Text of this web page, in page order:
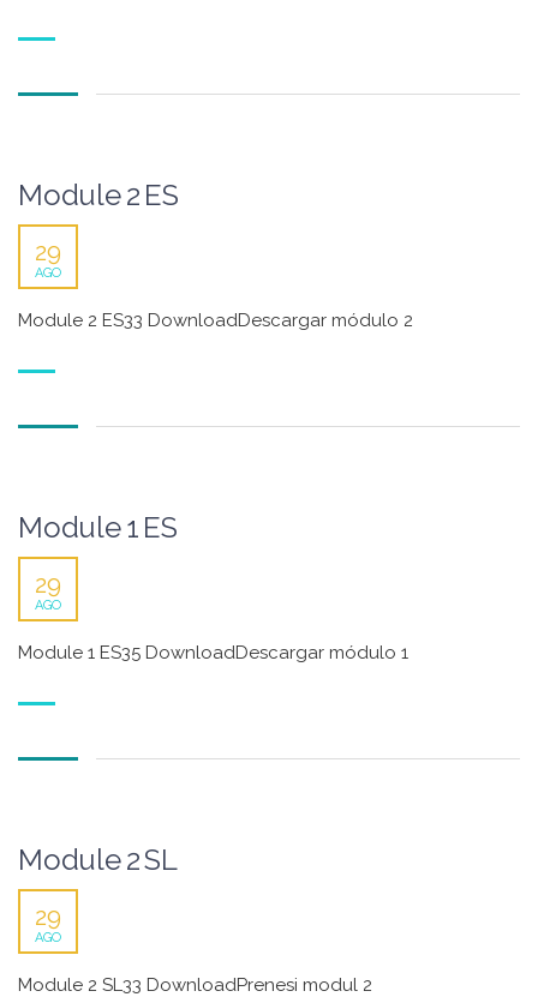
Module 2 ES
29
AGO
Module 2 ES33 DownloadDescargar módulo 2
Module 1 ES
29
AGO
Module 1 ES35 DownloadDescargar módulo 1
Module 2 SL
29
AGO
Module 2 SL33 DownloadPrenesi modul 2